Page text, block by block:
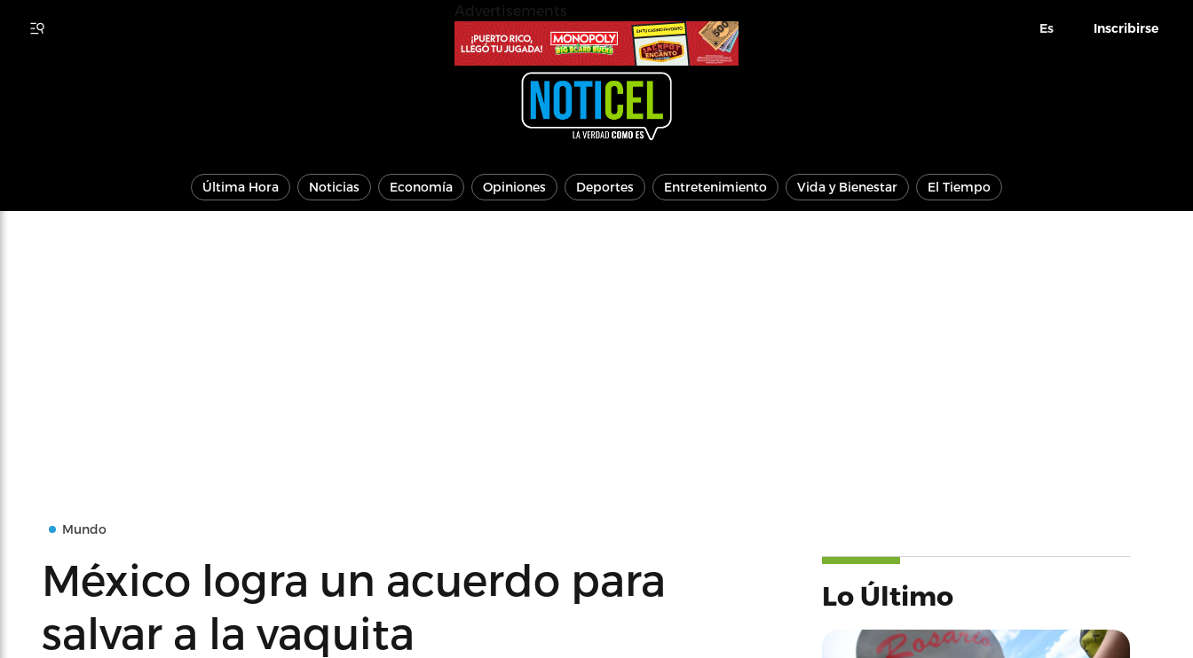
Es Inscribirse
Última Hora Noticias Economía Opiniones Deportes Entretenimiento Vida y Bienestar El Tiempo
Mundo
México logra un acuerdo para
salvar a la vaquita
Lo Último